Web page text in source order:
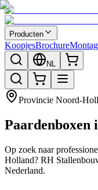
Producten
KoopjesBrochure
NL
Provincie Noord-
Paardenboxen
Op zoek naar
Holland? RH
Nederland.